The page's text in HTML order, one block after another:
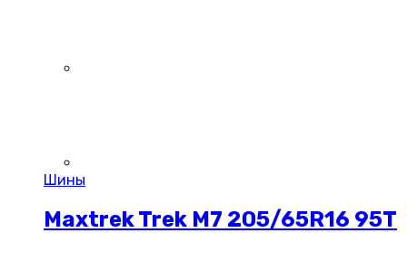
Шины
Maxtrek Trek M7 205/65R16 95T